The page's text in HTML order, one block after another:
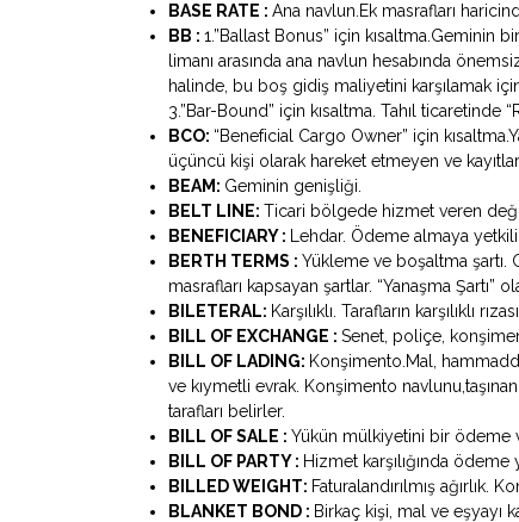
BASE RATE : Ana navlun.Ek masrafları
BB : 1.”Ballast Bonus” için
limanı arasında ana navlun hesabında
halinde, bu boş gidiş maliyetini karşılamak
3.”Bar-Bound” için kısaltma. Tahıl ticaretinde
BCO: “Beneficial Cargo Owner” için
üçüncü kişi olarak hareket etmeyen ve
BEAM: Geminin genişliği.
BELT LINE: Ticari bölgede hizmet veren
BENEFICIARY :
Lehdar. Ödeme almaya yetkili
BERTH TERMS : Yükleme ve boşaltma şartı.
masrafları kapsayan şartlar. “Yanaşma Şartı”
BILETERAL: Karşılıklı. Tarafların karşılıklı
BILL OF EXCHANGE : Senet, poliçe,
BILL OF LADING: Konşimento.Mal,
ve kıymetli evrak. Konşimento
tarafları belirler.
BILL OF SALE : Yükün mülkiyetini bir ödeme
BILL OF PARTY : Hizmet karşılığında
BILLED WEIGHT: Faturalandırılmış ağırlık.
BLANKET BOND : Birkaç kişi, mal ve eşyayı